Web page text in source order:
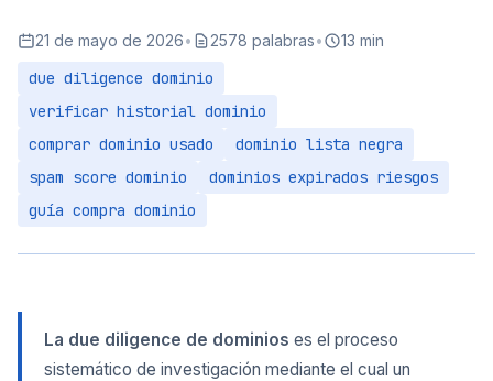
21 de mayo de 2026• 2578 palabras• 13 min
due diligence dominio
verificar historial dominio
comprar dominio usado
dominio lista negra
spam score dominio
dominios expirados riesgos
guía compra dominio
La due diligence de dominios es el proceso
sistemático de investigación mediante el cual un
Consecuencias del blacklisting
Paso 6: Verificación de Conflictos de Marca
Registros de marcas a consultar
Comprender el procedimiento UDRP
Pasos prácticos de verificación
Paso 7: Reputación DNS y Email
Herramientas de análisis
Probar la entregabilidad de email
Paso 8: Evaluación Integral y Marco de Decisión